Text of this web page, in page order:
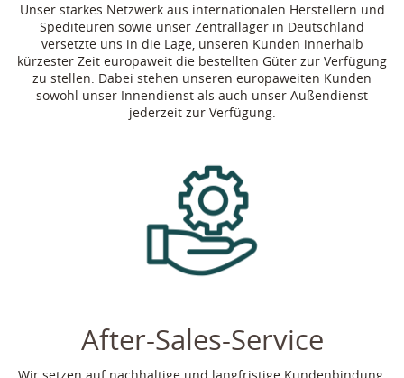
Unser starkes Netzwerk aus internationalen Herstellern und
Spediteuren sowie unser Zentrallager in Deutschland
versetzte uns in die Lage, unseren Kunden innerhalb
kürzester Zeit europaweit die bestellten Güter zur Verfügung
zu stellen. Dabei stehen unseren europaweiten Kunden
sowohl unser Innendienst als auch unser Außendienst
jederzeit zur Verfügung.
After-Sales-Service
Wir setzen auf nachhaltige und langfristige Kundenbindung.